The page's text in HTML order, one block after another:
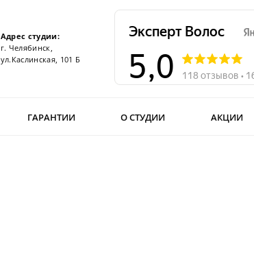
Адрес студии:
г. Челябинск,
ул.Каслинская, 101 Б
ГАРАНТИИ О СТУДИИ АКЦИИ